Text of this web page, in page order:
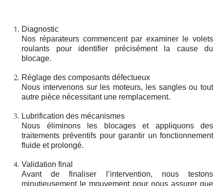
Diagnostic
Nos réparateurs commencent par examiner le volets
roulants pour identifier précisément la cause du
blocage.
Réglage des composants défectueux
Nous intervenons sur les moteurs, les sangles ou tout
autre pièce nécessitant une remplacement.
Lubrification des mécanismes
Nous éliminons les blocages et appliquons des
traitements préventifs pour garantir un fonctionnement
fluide et prolongé.
Validation final
Avant de finaliser l’intervention, nous testons
minutieusement le mouvement pour nous assurer que